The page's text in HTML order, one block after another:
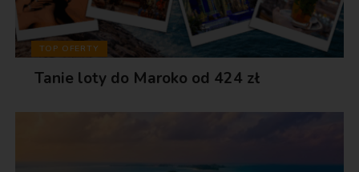
TOP OFERTY
Tanie loty do Maroko od 424 zł